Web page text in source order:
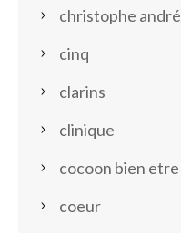
christophe andré
cinq
clarins
clinique
cocoon bien etre
coeur